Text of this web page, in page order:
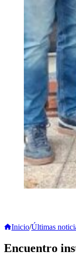
Inicio/Últimas
Encuentro